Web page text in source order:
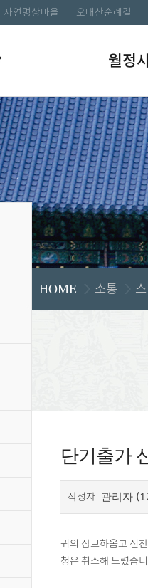
자연명상마을 오대산순례길
월정
HOME 소통
단기출가
작성자 관리자
귀의 삼보하옵고 신
청은 취소해 드렸습